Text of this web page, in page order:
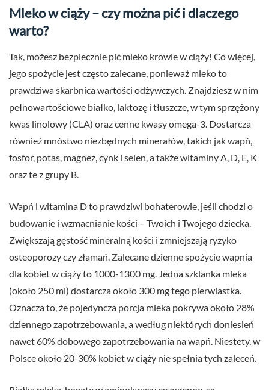
Mleko w ciąży – czy można pić i dlaczego
warto?
Tak, możesz bezpiecznie pić mleko krowie w ciąży! Co więcej,
jego spożycie jest często zalecane, ponieważ mleko to
prawdziwa skarbnica wartości odżywczych. Znajdziesz w nim
pełnowartościowe białko, laktozę i tłuszcze, w tym sprzężony
kwas linolowy (CLA) oraz cenne kwasy omega-3. Dostarcza
również mnóstwo niezbędnych minerałów, takich jak wapń,
fosfor, potas, magnez, cynk i selen, a także witaminy A, D, E, K
oraz te z grupy B.
Wapń i witamina D to prawdziwi bohaterowie, jeśli chodzi o
budowanie i wzmacnianie kości – Twoich i Twojego dziecka.
Zwiększają gęstość mineralną kości i zmniejszają ryzyko
osteoporozy czy złamań. Zalecane dzienne spożycie wapnia
dla kobiet w ciąży to 1000-1300 mg. Jedna szklanka mleka
(około 250 ml) dostarcza około 300 mg tego pierwiastka.
Oznacza to, że pojedyncza porcja mleka pokrywa około 28%
dziennego zapotrzebowania, a według niektórych doniesień
nawet 60% dobowego zapotrzebowania na wapń. Niestety, w
Polsce około 20-30% kobiet w ciąży nie spełnia tych zaleceń.